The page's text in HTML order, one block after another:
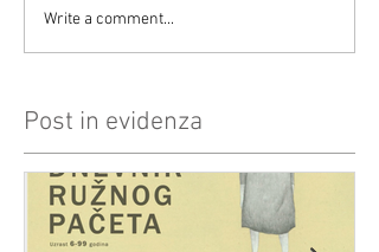
Write a comment...
Post in evidenza